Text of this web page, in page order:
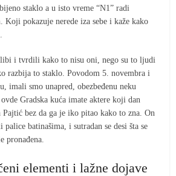
staklo a u isto vreme “N1” radi
Koji pokazuje nerede iza sebe i kaže kako
i tvrdili kako to nisu oni, nego su to ljudi
razbija to staklo. Povodom 5. novembra i
imali smo unapred, obezbeđenu neku
Gradska kuća imate aktere koji dan
bez da ga je iko pitao kako to zna. On
batinašima, i sutradan se desi šta se
pronađena.
elementi i lažne dojave